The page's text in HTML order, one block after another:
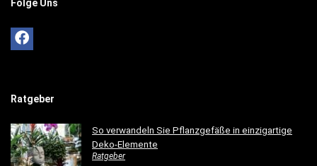
Folge Uns
Ratgeber
So verwandeln Sie Pflanzgefäße in einzigartige
Deko-Elemente
Ratgeber